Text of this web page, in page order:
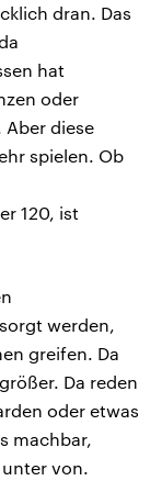
dran. Das
hat
oder
Aber diese
spielen. Ob
120, ist
werden,
greifen. Da
Da reden
oder etwas
machbar,
von.